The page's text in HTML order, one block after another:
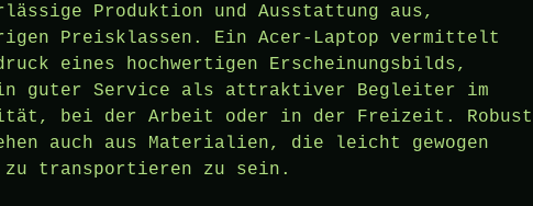
Produktion und Ausstattung aus,
Preisklassen. Ein Acer-Laptop vermittelt
eines hochwertigen Erscheinungsbilds,
guter Service als attraktiver Begleiter im
bei der Arbeit oder in der Freizeit. Robust
auch aus Materialien, die leicht gewogen
zu transportieren zu sein.